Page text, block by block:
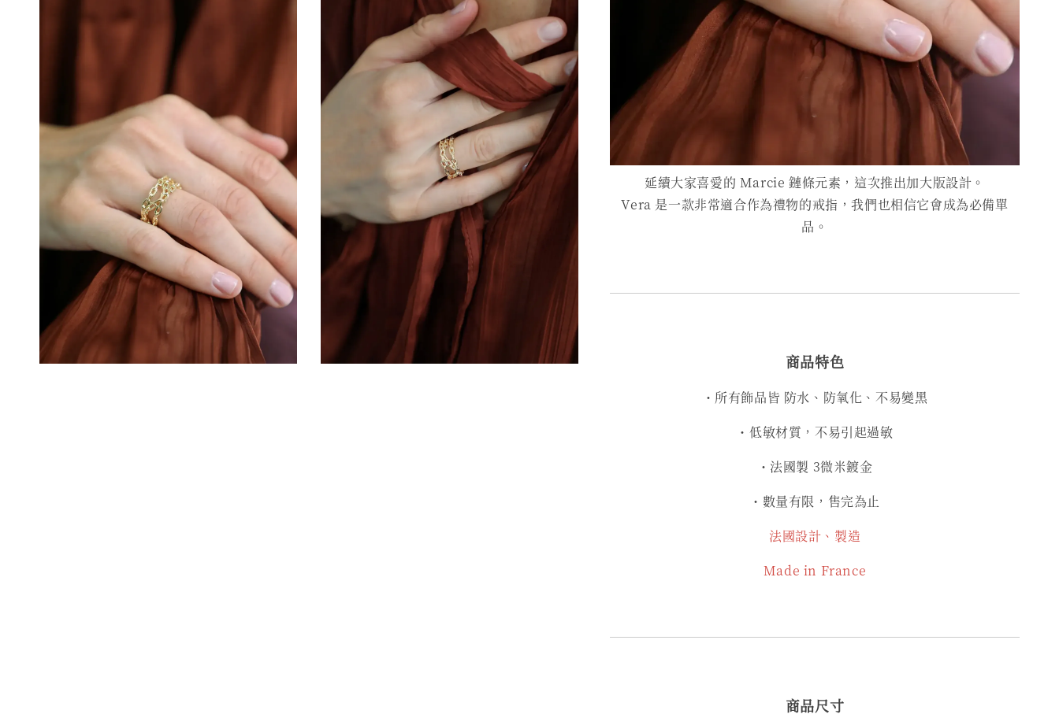
延續大家喜愛的 Marcie 鏈條元素，這次推出加大版設計。
Vera 是一款非常適合作為禮物的戒指，我們也相信它會成為必備單
品。
商品特色
・所有飾品皆 防水、防氧化、不易變黑
・低敏材質，不易引起過敏
・法國製 3微米鍍金
・數量有限，售完為止
法國設計、製造
Made in France
商品尺寸